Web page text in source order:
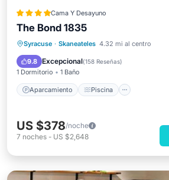
Cama Y Desayuno
The Bond 1835
Syracuse · Skaneateles 4.32 mi al centro
9.8 Excepcional(158 Reseñas)
1 Dormitorio 1 Baño
Aparcamiento Piscina
Aparcamiento
Piscina
Balcón/Terraza
US $378/noche
7 noches - US $2,648